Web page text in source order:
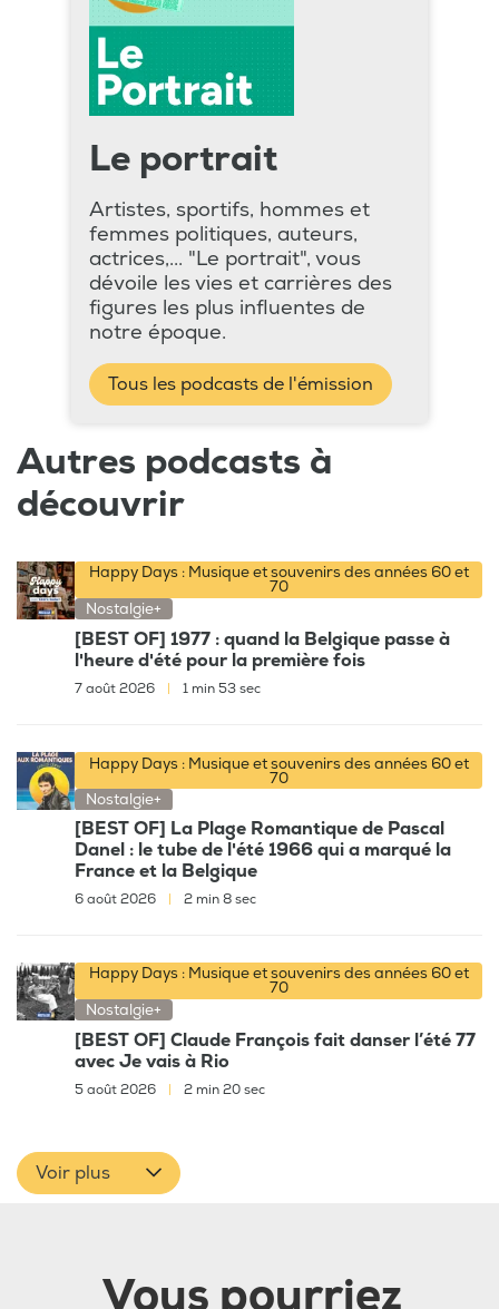
Le portrait
Artistes, sportifs, hommes et
femmes politiques, auteurs,
actrices,... "Le portrait", vous
dévoile les vies et carrières des
figures les plus influentes de
notre époque.
Tous les podcasts de l'émission
Autres podcasts à
découvrir
Happy Days : Musique et souvenirs des années 60 et
70
Nostalgie+
[BEST OF] 1977 : quand la Belgique passe à
l'heure d'été pour la première fois
7 août 2026 1 min 53 sec
Happy Days : Musique et souvenirs des années 60 et
70
Nostalgie+
[BEST OF] La Plage Romantique de Pascal
Danel : le tube de l'été 1966 qui a marqué la
France et la Belgique
6 août 2026 2 min 8 sec
Happy Days : Musique et souvenirs des années 60 et
70
Nostalgie+
[BEST OF] Claude François fait danser l’été 77
avec Je vais à Rio
5 août 2026 2 min 20 sec
Voir plus
Vous pourriez